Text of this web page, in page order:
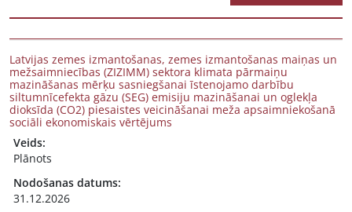
Latvijas zemes izmantošanas, zemes izmantošanas maiņas un
mežsaimniecības (ZIZIMM) sektora klimata pārmaiņu
mazināšanas mērķu sasniegšanai īstenojamo darbību
siltumnīcefekta gāzu (SEG) emisiju mazināšanai un oglekļa
dioksīda (CO2) piesaistes veicināšanai meža apsaimniekošanā
sociāli ekonomiskais vērtējums
Veids:
Plānots
Nodošanas datums:
31.12.2026